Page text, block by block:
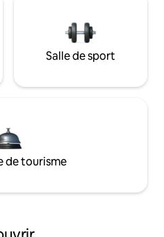
Salle de sport
de tourisme